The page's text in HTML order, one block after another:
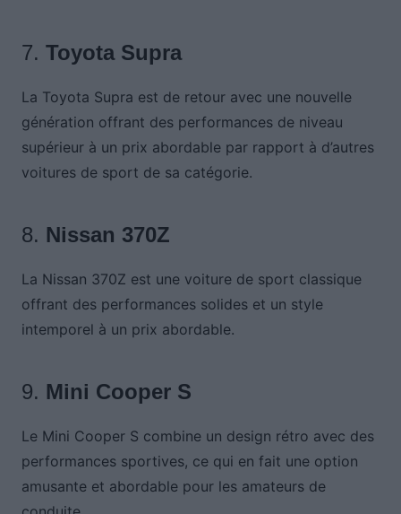
7. Toyota Supra
La Toyota Supra est de retour avec une nouvelle
génération offrant des performances de niveau
supérieur à un prix abordable par rapport à d’autres
voitures de sport de sa catégorie.
8. Nissan 370Z
La Nissan 370Z est une voiture de sport classique
offrant des performances solides et un style
intemporel à un prix abordable.
9. Mini Cooper S
Le Mini Cooper S combine un design rétro avec des
performances sportives, ce qui en fait une option
amusante et abordable pour les amateurs de